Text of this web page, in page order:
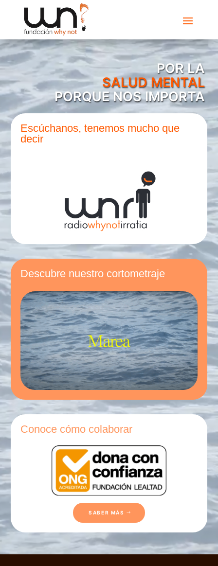
POR LA
SALUD MENTAL
PORQUE NOS IMPORTA
Escúchanos, tenemos mucho que
decir
Descubre nuestro cortometraje
Conoce cómo colaborar
SABER MÁS